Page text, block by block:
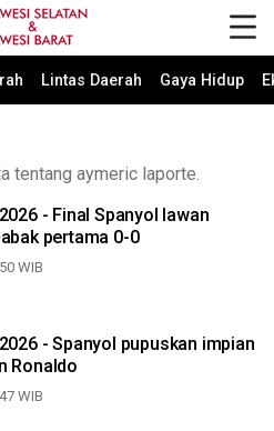
Lintas Daerah Gaya Hidup
tentang aymeric laporte.
- Final Spanyol lawan
pertama 0-0
WIB
- Spanyol pupuskan impian
Ronaldo
WIB